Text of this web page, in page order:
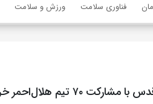
فناوری سلامت ورزش و سلامت
خراسان جنوبی